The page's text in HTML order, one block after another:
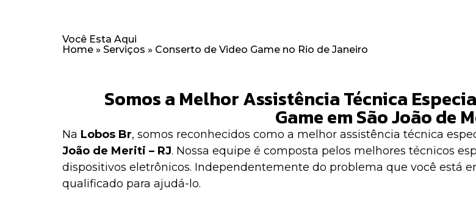
Você Esta Aqui
Home » Serviços » Conserto de Video Game no Rio de Janeiro
Somos a Melhor Assistência Técnica
Game em São João de
Na Lobos Br, somos reconhecidos como a melhor assistência técnica
João de Meriti – RJ. Nossa equipe é composta pelos melhores técnicos
dispositivos eletrônicos. Independentemente do problema que você está
qualificado para ajudá-lo.